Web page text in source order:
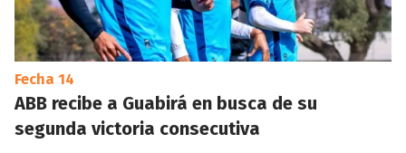
Fecha 14
ABB recibe a Guabirá en busca de su
segunda victoria consecutiva